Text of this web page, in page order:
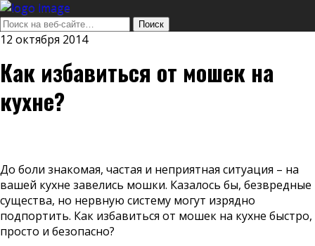
12 октября 2014
Как избавиться от мошек на
кухне?
До боли знакомая, частая и неприятная ситуация – на
вашей кухне завелись мошки. Казалось бы, безвредные
существа, но нервную систему могут изрядно
подпортить. Как избавиться от мошек на кухне быстро,
просто и безопасно?